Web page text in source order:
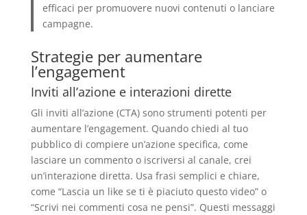
efficaci per promuovere nuovi contenuti o lanciare
campagne.
Strategie per aumentare
l’engagement
Inviti all’azione e interazioni dirette
Gli inviti all’azione (CTA) sono strumenti potenti per
aumentare l’engagement. Quando chiedi al tuo
pubblico di compiere un’azione specifica, come
lasciare un commento o iscriversi al canale, crei
un’interazione diretta. Usa frasi semplici e chiare,
come “Lascia un like se ti è piaciuto questo video” o
“Scrivi nei commenti cosa ne pensi”. Questi messaggi